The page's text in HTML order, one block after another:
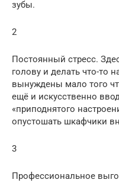
зубы.
2
Постоянный стресс.
голову и делать что-то
вынуждены мало того
ещё и искусственно
«приподнятого
опустошать шкафчики
3
Профессиональное